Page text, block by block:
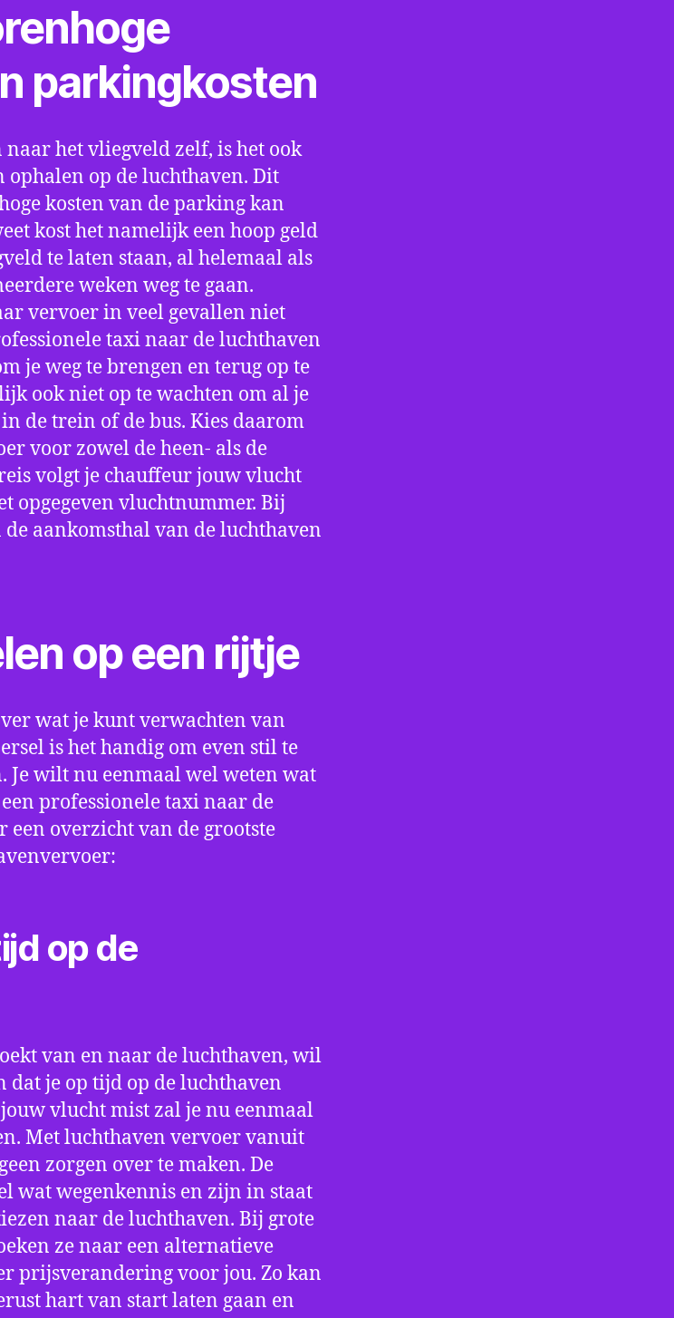
parkingkosten
naar het vliegveld zelf, is het ook
ophalen op de luchthaven. Dit
kosten van de parking kan
kost het namelijk een hoop geld
te laten staan, al helemaal als
weken weg te gaan.
vervoer in veel gevallen niet
taxi naar de luchthaven
je weg te brengen en terug op te
ook niet op te wachten om al je
de trein of de bus. Kies daarom
voor zowel de heen- als de
volgt je chauffeur jouw vlucht
opgegeven vluchtnummer. Bij
aankomsthal van de luchthaven
op een rijtje
wat je kunt verwachten van
is het handig om even stil te
Je wilt nu eenmaal wel weten wat
professionele taxi naar de
overzicht van de grootste
op de
van en naar de luchthaven, wil
je op tijd op de luchthaven
vlucht mist zal je nu eenmaal
Met luchthaven vervoer vanuit
zorgen over te maken. De
wat wegenkennis en zijn in staat
naar de luchthaven. Bij grote
ze naar een alternatieve
prijsverandering voor jou. Zo kan
hart van start laten gaan en